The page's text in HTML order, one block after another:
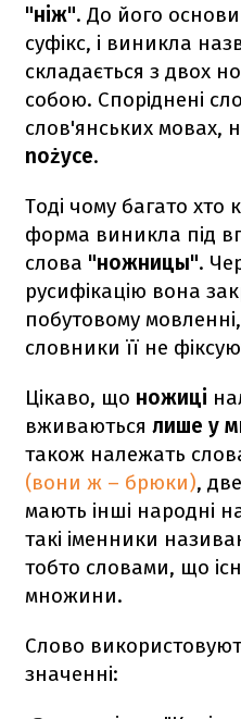
"ніж". До його
суфікс, і виникла
складається з двох
собою. Споріднені
слов'янських мовах,
nożyce.
Тоді чому багато хто
форма виникла під
слова "ножницы".
русифікацію вона
побутовому
словники її не
Цікаво, що ножиці
вживаються лише у
також належать
(вони ж – брюки),
мають інші народні
такі іменники
тобто словами, що
множини.
Слово
значенні: